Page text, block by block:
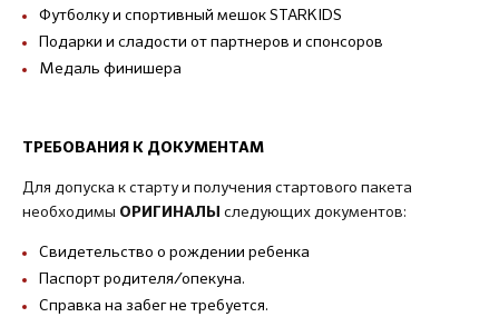
Футболку и спортивный мешок STARKIDS
Подарки и сладости от партнеров и спонсоров
Медаль финишера
ТРЕБОВАНИЯ К ДОКУМЕНТАМ
Для допуска к старту и получения стартового пакета
необходимы ОРИГИНАЛЫ следующих документов:
Свидетельство о рождении ребенка
Паспорт родителя/опекуна.
Справка на забег не требуется.